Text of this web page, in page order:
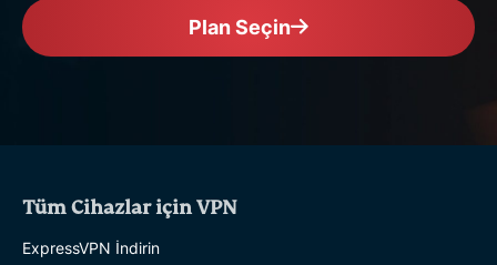
Plan Seçin
Tüm Cihazlar için VPN
ExpressVPN İndirin